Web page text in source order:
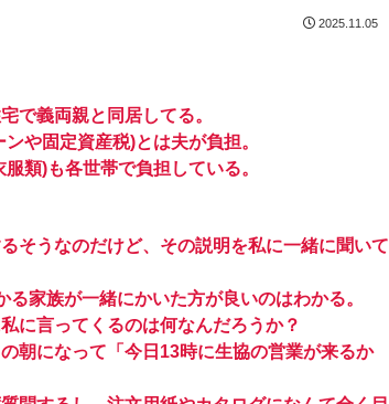
2025.11.05
で義両親と同居してる。
や固定資産税)とは夫が負担。
類)も各世帯で負担している。
そうなのだけど、その説明を私に一緒に聞いて
家族が一緒にかいた方が良いのはわかる。
に言ってくるのは何なんだろうか？
朝になって「今日13時に生協の営業が来るか